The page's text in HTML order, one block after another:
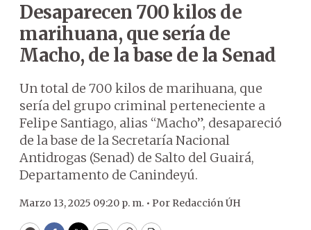
Desaparecen 700 kilos de
marihuana, que sería de
Macho, de la base de la Senad
Un total de 700 kilos de marihuana, que
sería del grupo criminal perteneciente a
Felipe Santiago, alias “Macho”, desapareció
de la base de la Secretaría Nacional
Antidrogas (Senad) de Salto del Guairá,
Departamento de Canindeyú.
Marzo 13, 2025 09:20 p. m. • Por Redacción ÚH